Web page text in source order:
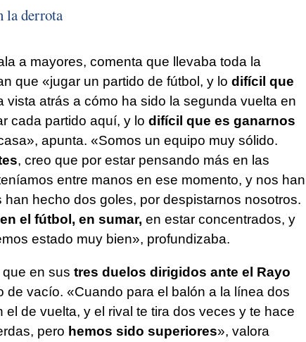
la derrota
a mayores, comenta que llevaba toda la
que «jugar un partido de fútbol, y lo difícil que
vista atrás a cómo ha sido la segunda vuelta en
cada partido aquí, y lo difícil que es ganarnos
apunta. «Somos un equipo muy sólido.
, creo que por estar pensando más en las
entre manos en ese momento, y nos han
hecho dos goles, por despistarnos nosotros.
el fútbol, en sumar, en estar concentrados, y
estado muy bien», profundizaba.
en sus tres duelos dirigidos ante el Rayo
de vacío. «Cuando para el balón a la línea dos
de vuelta, y el rival te tira dos veces y te hace
pero hemos sido superiores», valora